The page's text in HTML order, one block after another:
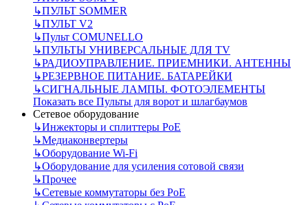
↳ПУЛЬТ SOMMER
↳ПУЛЬТ V2
↳Пульт СOMUNELLO
↳ПУЛЬТЫ УНИВЕРСАЛЬНЫЕ ДЛЯ TV
↳РАДИОУПРАВЛЕНИЕ. ПРИЕМНИКИ. АНТЕННЫ
↳РЕЗЕРВНОЕ ПИТАНИЕ. БАТАРЕЙКИ
↳СИГНАЛЬНЫЕ ЛАМПЫ. ФОТОЭЛЕМЕНТЫ
Показать все Пульты для ворот и шлагбаумов
Сетевое оборудование
↳Инжекторы и сплиттеры РоЕ
↳Медиаконвертеры
↳Оборудование Wi-Fi
↳Оборудование для усиления сотовой связи
↳Прочее
↳Сетевые коммутаторы без РоЕ